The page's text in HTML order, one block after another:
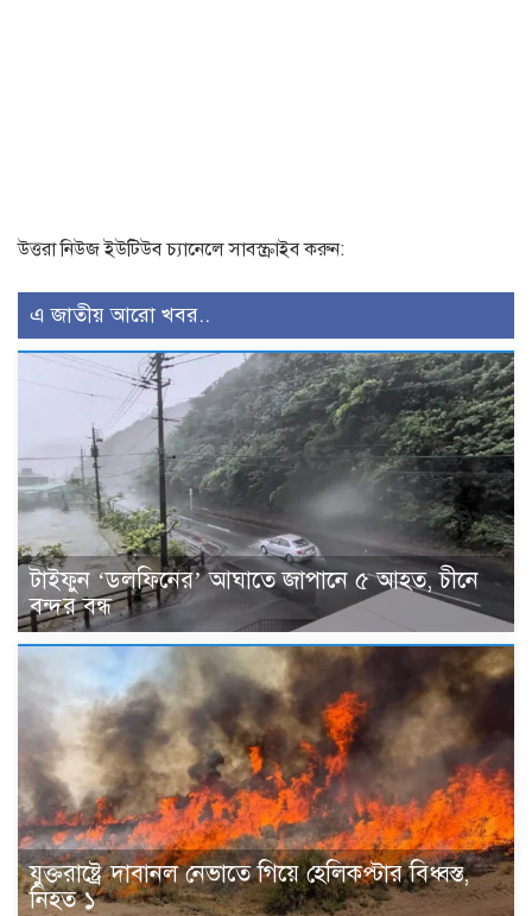
উত্তরা নিউজ ইউটিউব চ্যানেলে সাবস্ক্রাইব করুন:
এ জাতীয় আরো খবর..
টাইফুন ‘ডলফিনের’ আঘাতে জাপানে ৫ আহত, চীনে
বন্দর বন্ধ
যুক্তরাষ্ট্রে দাবানল নেভাতে গিয়ে হেলিকপ্টার বিধ্বস্ত,
নিহত ১